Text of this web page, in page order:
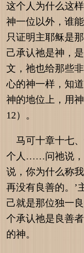
这个人为什么这
神一位以外，谁
只证明主耶稣是
己承认祂是神，
文，祂也给那些
心的神一样，知
神的地位上，用
12）。
马可十章十七
个人……问祂说
说，你为什么称
再没有良善的。’
己就是那位独一
个承认祂是良善
的神。